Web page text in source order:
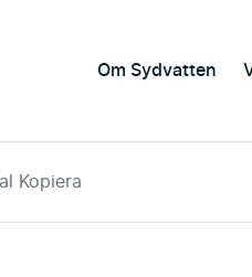
Om Sydvatten
Kopiera